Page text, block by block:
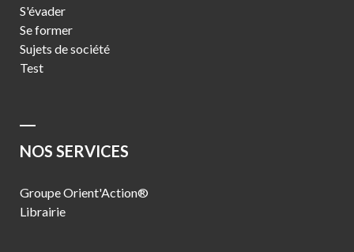
S'évader
Se former
Sujets de société
Test
NOS SERVICES
Groupe Orient'Action®
Librairie